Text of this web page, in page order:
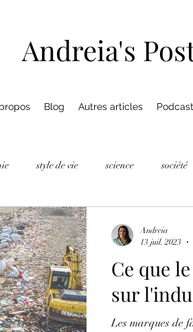
Andreia's
Blog Autres articles Podcast
style de vie science société
Ce que
sur
Les marques de
Andreia
13 juil. 2023